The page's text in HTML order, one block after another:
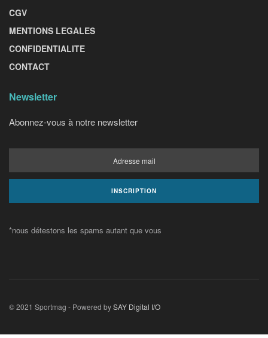
CGV
MENTIONS LEGALES
CONFIDENTIALITE
CONTACT
Newsletter
Abonnez-vous à notre newsletter
*nous détestons les spams autant que vous
© 2021 Sportmag - Powered bySAY Digital I/O